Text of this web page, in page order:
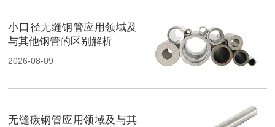
小口径无缝钢管应用领域及
与其他钢管的区别解析
2026-08-09
无缝碳钢管应用领域及与其